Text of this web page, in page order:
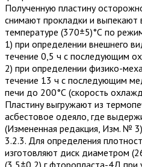
Полученную пластину
снимают прокладки и выпекают
температуре (370±5)°С по
1) при определении внешнего
течение 0,5 ч с последующим
2) при определении физико-
течение 13 ч с последующим
печи до 200°С (скорость
Пластину выгружают из
асбесто­вое одеяло, где
(Измененная редакция, Изм. №
3.2.3. Для определения
изготовляют диск диаметром